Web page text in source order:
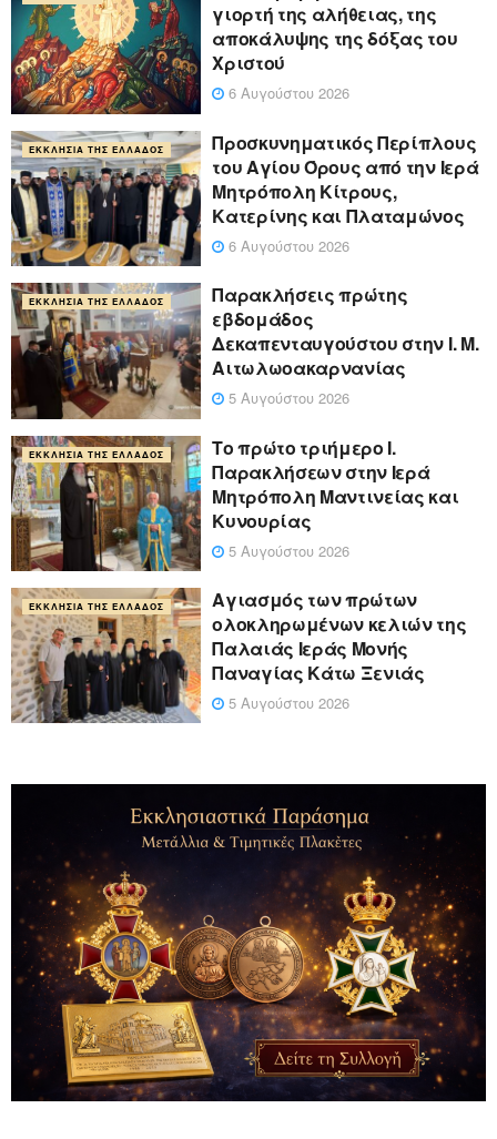
γιορτή της αλήθειας, της
αποκάλυψης της δόξας του
Χριστού
6 Αυγούστου 2026
ΕΚΚΛΗΣΊΑ ΤΗΣ ΕΛΛΆΔΟΣ
Προσκυνηματικός Περίπλους
του Αγίου Όρους από την Ιερά
Μητρόπολη Κίτρους,
Κατερίνης και Πλαταμώνος
6 Αυγούστου 2026
ΕΚΚΛΗΣΊΑ ΤΗΣ ΕΛΛΆΔΟΣ
Παρακλήσεις πρώτης
εβδομάδος
Δεκαπενταυγούστου στην Ι. Μ.
Αιτωλωοακαρνανίας
5 Αυγούστου 2026
ΕΚΚΛΗΣΊΑ ΤΗΣ ΕΛΛΆΔΟΣ
Το πρώτο τριήμερο Ι.
Παρακλήσεων στην Ιερά
Μητρόπολη Μαντινείας και
Κυνουρίας
5 Αυγούστου 2026
ΕΚΚΛΗΣΊΑ ΤΗΣ ΕΛΛΆΔΟΣ
Αγιασμός των πρώτων
ολοκληρωμένων κελιών της
Παλαιάς Ιεράς Μονής
Παναγίας Κάτω Ξενιάς
5 Αυγούστου 2026